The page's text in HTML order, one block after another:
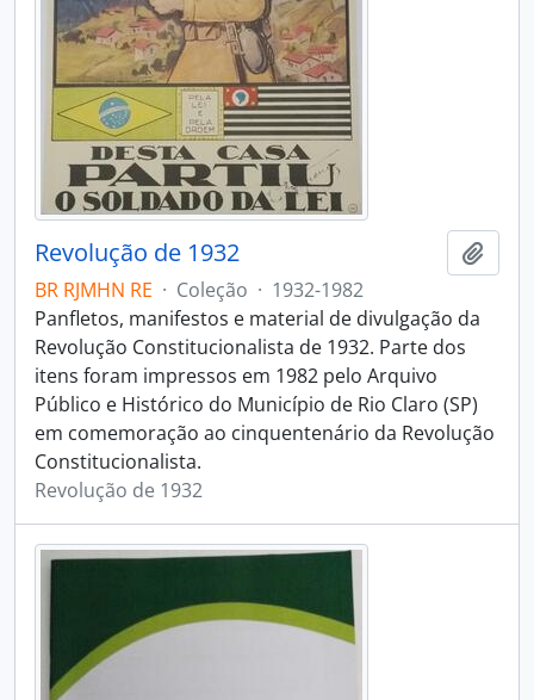
Revolução de 1932
BR RJMHN RE · Coleção · 1932-1982
Panfletos, manifestos e material de divulgação da
Revolução Constitucionalista de 1932. Parte dos
itens foram impressos em 1982 pelo Arquivo
Público e Histórico do Município de Rio Claro (SP)
em comemoração ao cinquentenário da Revolução
Constitucionalista.
Revolução de 1932